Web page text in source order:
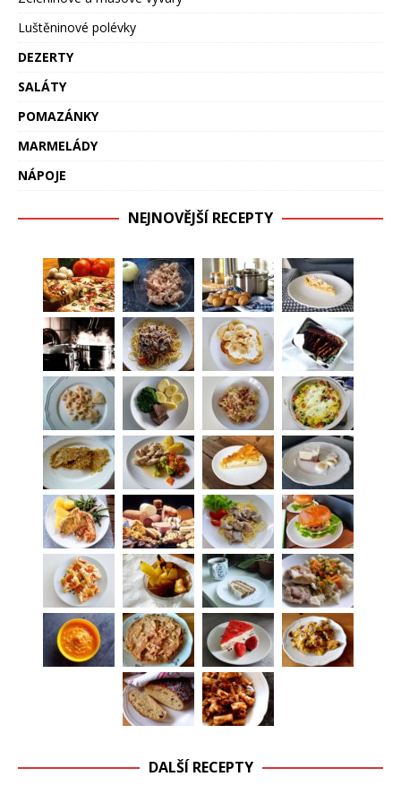
Luštěninové polévky
DEZERTY
SALÁTY
POMAZÁNKY
MARMELÁDY
NÁPOJE
NEJNOVĚJŠÍ RECEPTY
DALŠÍ RECEPTY